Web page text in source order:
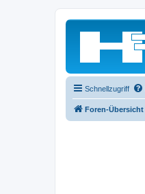
Schnellzugriff
Foren-Übersicht